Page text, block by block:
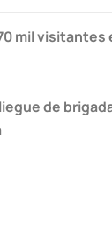
mil visitantes
de